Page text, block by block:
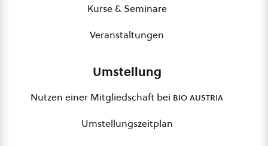
Kurse & Seminare
Veranstaltungen
Umstellung
Nutzen einer Mitgliedschaft bei bio austria
Umstellungszeitplan